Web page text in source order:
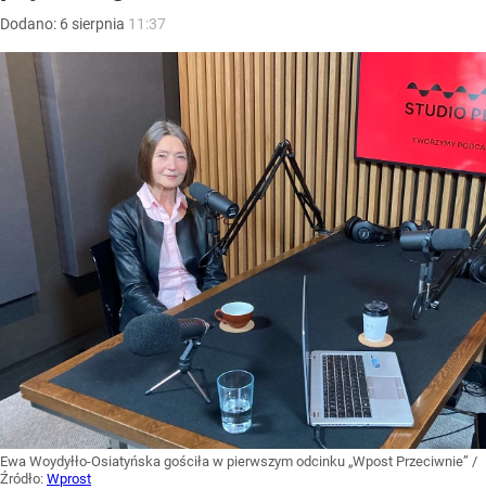
Dodano: 6 sierpnia 11:37
Ewa Woydyłło-Osiatyńska gościła w pierwszym odcinku „Wpost Przeciwnie” /
Źródło: Wprost